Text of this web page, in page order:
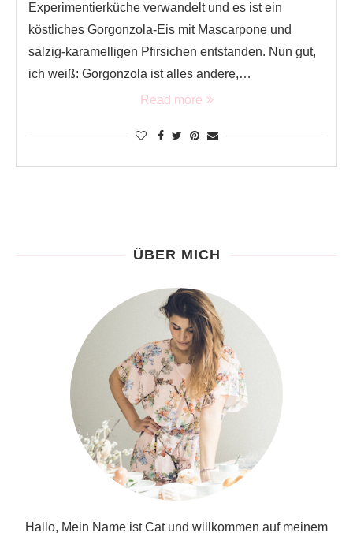
Experimentierküche verwandelt und es ist ein
köstliches Gorgonzola-Eis mit Mascarpone und
salzig-karamelligen Pfirsichen entstanden. Nun gut,
ich weiß: Gorgonzola ist alles andere,…
Read more
ÜBER MICH
Hallo, Mein Name ist Cat und willkommen auf meinem